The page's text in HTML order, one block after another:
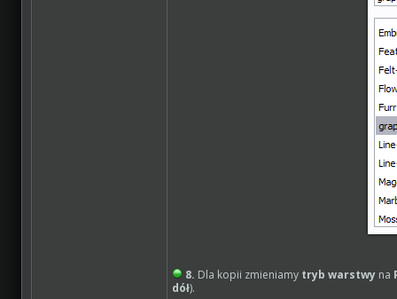
8. Dla kopii zmieniamy tryb warstwy na
dół).